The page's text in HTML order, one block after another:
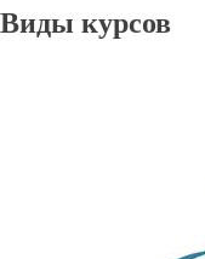
Виды курсов